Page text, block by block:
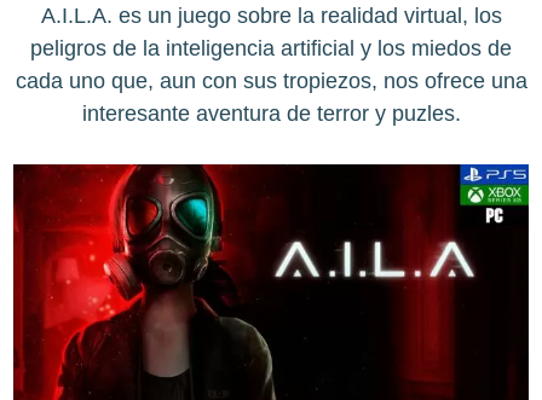
A.I.L.A. es un juego sobre la realidad virtual, los
peligros de la inteligencia artificial y los miedos de
cada uno que, aun con sus tropiezos, nos ofrece una
interesante aventura de terror y puzles.